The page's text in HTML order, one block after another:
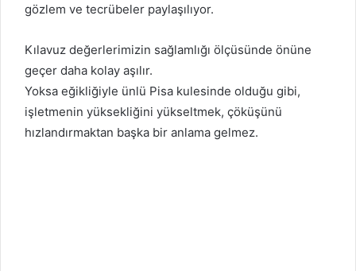
gözlem ve tecrübeler paylaşılıyor.
Kılavuz değerlerimizin sağlamlığı ölçüsünde önüne
geçer daha kolay aşılır.
Yoksa eğikliğiyle ünlü Pisa kulesinde olduğu gibi,
işletmenin yüksekliğini yükseltmek, çöküşünü
hızlandırmaktan başka bir anlama gelmez.